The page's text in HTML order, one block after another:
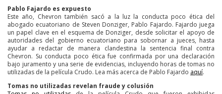
Pablo Fajardo es expuesto
Este año, Chevron también sacó a la luz la conducta poco ética del
abogado ecuatoriano de Steven Donziger, Pablo Fajardo. Fajardo juega
un papel clave en el esquema de Donziger, desde solicitar el apoyo de
autoridades del gobierno ecuatoriano para sobornar a jueces, hasta
ayudar a redactar de manera clandestina la sentencia final contra
Chevron. Su conducta poco ética fue confirmada por una declaración
bajo juramento y una serie de evidencias, incluyendo horas de tomas no
utilizadas de la película Crudo. Lea más acerca de Pablo Fajardo aquí.
Tomas no utilizadas revelan fraude y colusión